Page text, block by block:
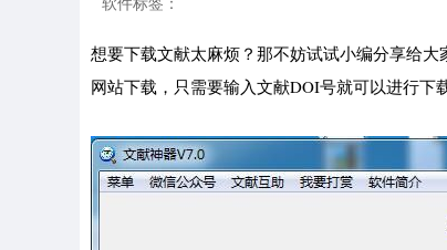
想要下载文献太麻烦？那不妨试试小编分享给
网站下载，只需要输入文献DOI号就可以进行下